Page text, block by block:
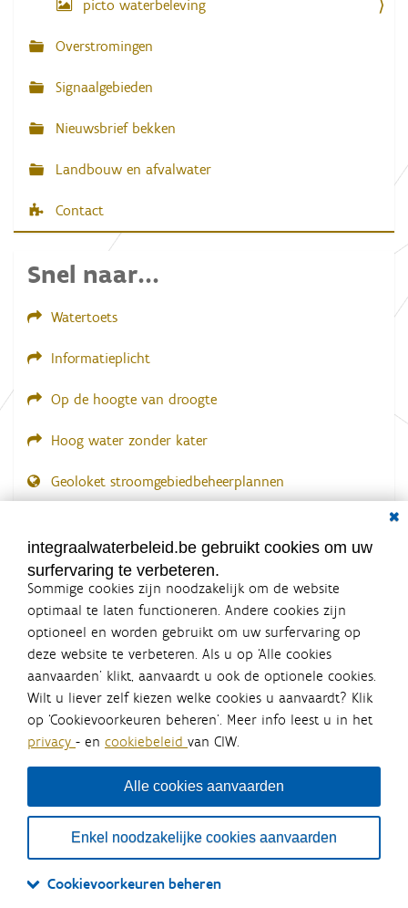
e
l
d
n
.
picto waterbeleving
Overstromingen
Signaalgebieden
Nieuwsbrief bekken
Landbouw en afvalwater
Contact
Snel naar...
Watertoets
Informatieplicht
Op de hoogte van droogte
Hoog water zonder kater
Geoloket stroomgebiedbeheerplannen
LOGIN VEREIST
integraalwaterbeleid.be gebruikt cookies om uw
surfervaring te verbeteren.
Sommige cookies zijn noodzakelijk om de website
optimaal te laten functioneren. Andere cookies zijn
optioneel en worden gebruikt om uw surfervaring op
deze website te verbeteren. Als u op ‘Alle cookies
aanvaarden’ klikt, aanvaardt u ook de optionele cookies.
Wilt u liever zelf kiezen welke cookies u aanvaardt? Klik
op ‘Cookievoorkeuren beheren’. Meer info leest u in het
privacy - en cookiebeleid van CIW.
Alle cookies aanvaarden
Enkel noodzakelijke cookies aanvaarden
Cookievoorkeuren beheren
Integraalwaterbeleid.be is een
officiële website van de Vlaamse
overheid
uitgegeven door Coördinatiecommissie Integraal
Waterbeleid
De Coördinatiecommissie Integraal Waterbeleid (CIW) is een
bestuursniveaus die bij het waterbeleid betrokken zijn. Ook
waterbedrijven nemen deel aan het overleg. Deze
samenwerking zorgt voor een gecoördineerde en
geïntegreerde aanpak van het waterbeleid en waterbeheer
in Vlaanderen.
OVER CIW DISCLAIMER PRIVACY